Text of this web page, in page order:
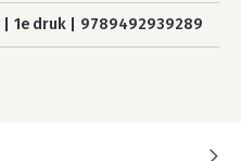
1e druk 9789492939289